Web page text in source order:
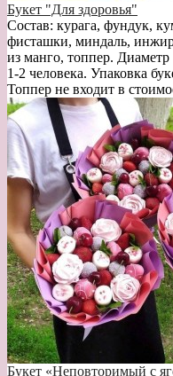
Букет "Для здоровья"
Состав: курага, фундук,
фисташки, миндаль,
из манго, топпер.
1-2 человека. Упаковка
Топпер не входит в
Букет «Неповторимый с